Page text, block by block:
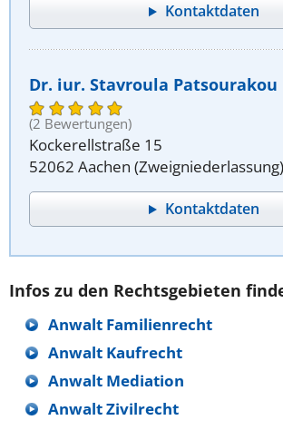
Kontaktdaten
Dr. iur. Stavroula Patsourakou
(2 Bewertungen)
Kockerellstraße 15
52062 Aachen (Zweigniederlassung)
Kontaktdaten
Infos zu den Rechtsgebieten
Anwalt Familienrecht
Anwalt Kaufrecht
Anwalt Mediation
Anwalt Zivilrecht